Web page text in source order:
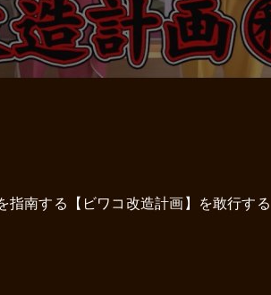
南する【ビワコ改造計画】を敢行す